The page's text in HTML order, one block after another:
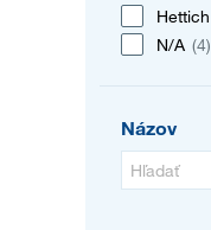
Hettich
N/A (4)
Názov